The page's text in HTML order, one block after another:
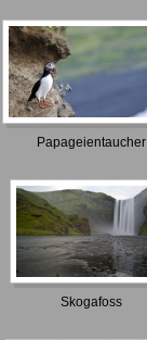
Papageientaucher
Skogafoss